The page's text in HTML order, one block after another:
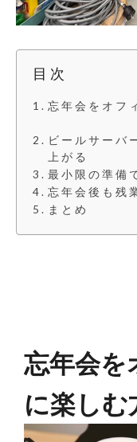
目次
忘年会をオフ
ビールサーバ
上がる
最小限の準備
忘年会後も残
まとめ
忘年会を
に楽し